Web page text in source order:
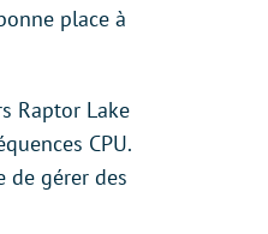
place à
Raptor Lake
CPU.
de gérer des